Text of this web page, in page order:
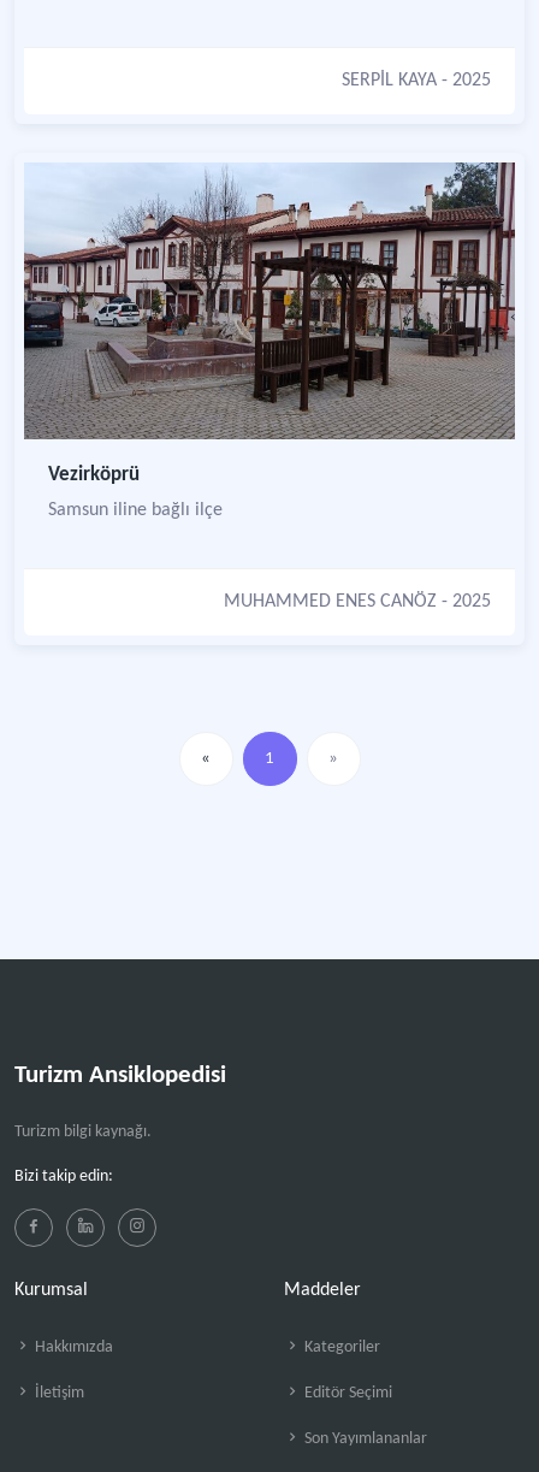
SERPİL KAYA - 2025
Vezirköprü
Samsun iline bağlı ilçe
MUHAMMED ENES CANÖZ - 2025
« 1 »
Turizm Ansiklopedisi
Turizm bilgi kaynağı.
Bizi takip edin:
Kurumsal
Hakkımızda
İletişim
Maddeler
Kategoriler
Editör Seçimi
Son Yayımlananlar